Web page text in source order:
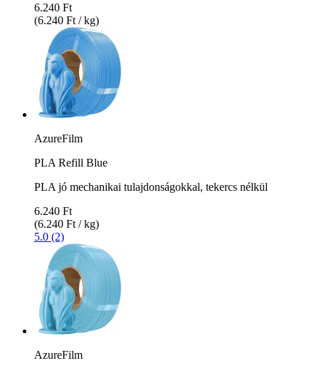
6.240 Ft
(6.240 Ft / kg)
AzureFilm
PLA Refill Blue
PLA jó mechanikai tulajdonságokkal, tekercs nélkül
6.240 Ft
(6.240 Ft / kg)
5.0 (2)
AzureFilm